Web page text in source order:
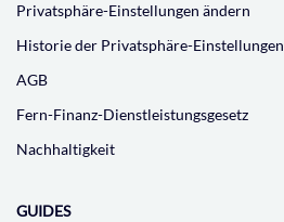
Privatsphäre-Einstellungen ändern
Historie der Privatsphäre-Einstellungen
AGB
Fern-Finanz-Dienstleistungsgesetz
Nachhaltigkeit
GUIDES